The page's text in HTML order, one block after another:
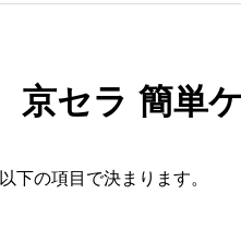
京セラ 簡単
下の項目で決まります。